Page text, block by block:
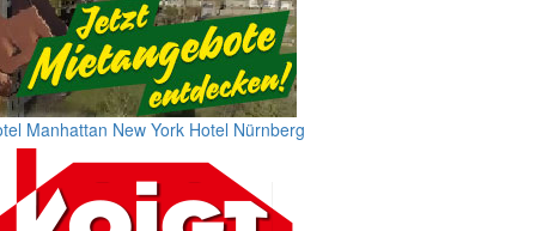
Manhattan New York Hotel Nürnberg